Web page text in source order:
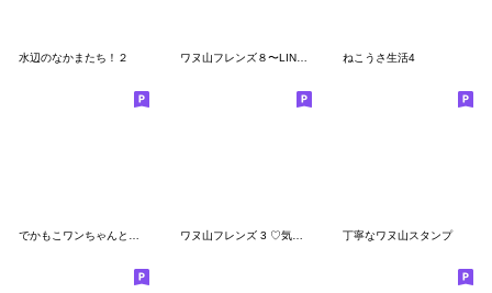
水辺のなかまたち！２ ワヌ山フレンズ８〜LINEスタンプの日ver.〜 ねこうさ生活4
丁寧なワヌ山スタンプ